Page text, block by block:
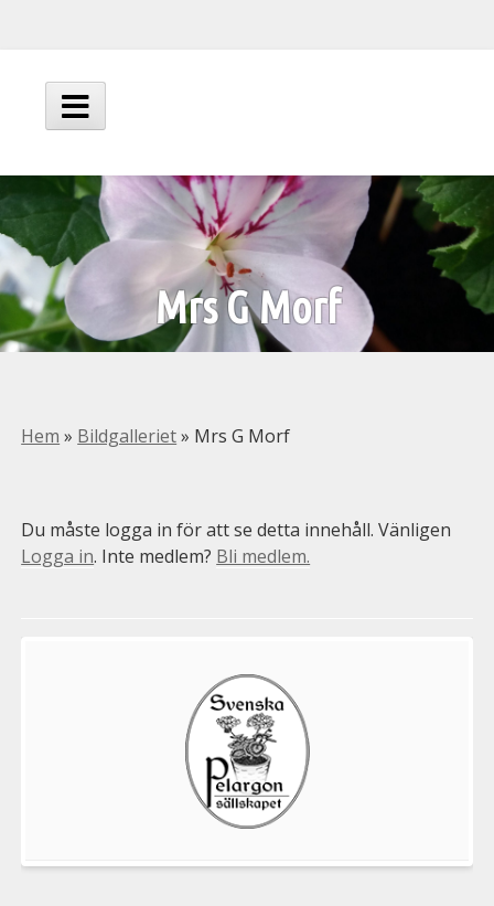
innehåll
Huvudmeny
Mrs G Morf
Hem » Bildgalleriet» Mrs G Morf
Du måste logga in för att se detta innehåll. Vänligen
Logga in. Inte medlem? Bli medlem.
Pelargonsällskapets